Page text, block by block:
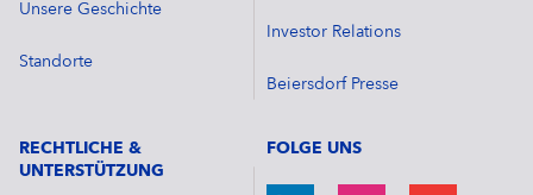
Unsere Geschichte
Standorte
Investor Relations
Beiersdorf Presse
RECHTLICHE &
UNTERSTÜTZUNG
FOLGE UNS